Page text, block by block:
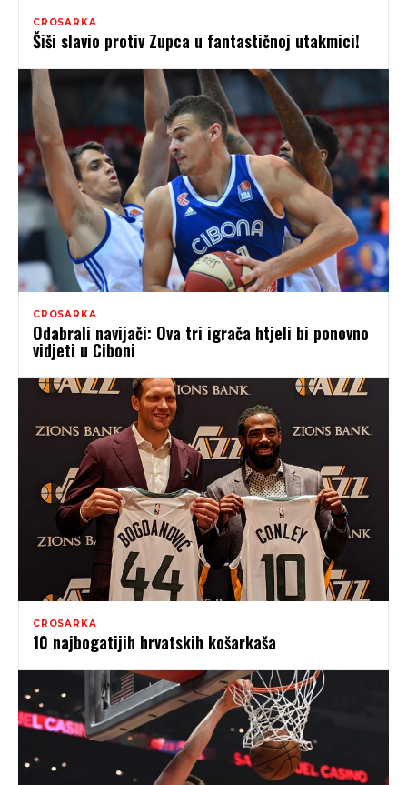
CROSARKA
Šiši slavio protiv Zupca u fantastičnoj utakmici!
CROSARKA
Odabrali navijači: Ova tri igrača htjeli bi ponovno
vidjeti u Ciboni
CROSARKA
10 najbogatijih hrvatskih košarkaša